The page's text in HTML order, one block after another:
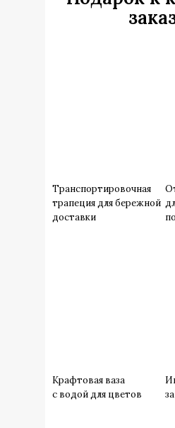
Транспортировочная
трапеция для бережной
доставки
Крафтовая ваза
с водой для цветов